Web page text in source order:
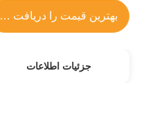
بهترین قیمت را دریافت کنید
جزئیات اطلاعات